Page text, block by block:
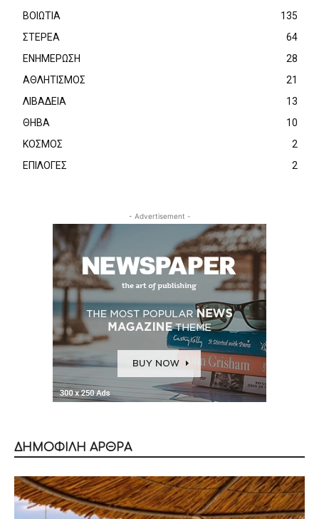
ΒΟΙΩΤΙΑ
135
ΣΤΕΡΕΑ
64
ΕΝΗΜΕΡΩΣΗ
28
ΑΘΛΗΤΙΣΜΟΣ
21
ΛΙΒΑΔΕΙΑ
13
ΘΗΒΑ
10
ΚΟΣΜΟΣ
2
ΕΠΙΛΟΓΕΣ
2
- Advertisement -
ΔΗΜΟΦΙΛΗ ΑΡΘΡΑ